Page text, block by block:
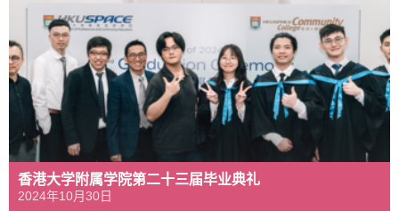
香港大学附属学院第二十三届毕业典礼
2024年10月30日